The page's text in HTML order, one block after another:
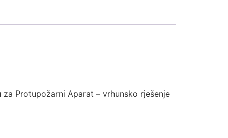
Protupožarni Aparat – vrhunsko rješenje